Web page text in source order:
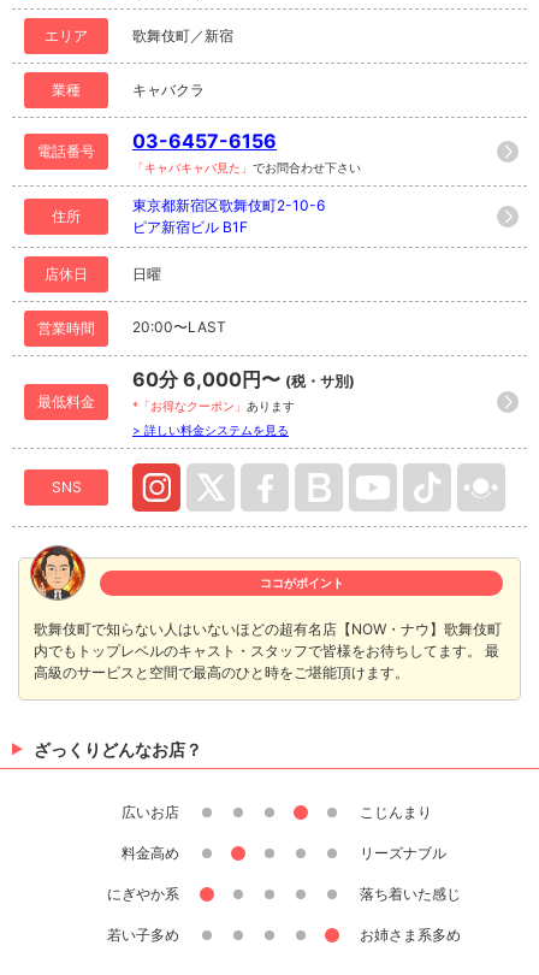
エリア 歌舞伎町／新宿
業種 キャバクラ
電話番号 03-6457-6156
「キャバキャバ見た」 でお問合わせ下さい
住所
東京都新宿区歌舞伎町2-10-6
ピア新宿ビル B1F
店休日 日曜
営業時間 20:00〜LAST
最低料金
60分 6,000円〜 (税・サ別)
*「お得なクーポン」 あります
> 詳しい料金システムを見る
SNS
ココがポイント
歌舞伎町で知らない人はいないほどの超有名店【NOW・ナウ】歌舞伎町
内でもトップレベルのキャスト・スタッフで皆様をお待ちしてます。 最
高級のサービスと空間で最高のひと時をご堪能頂けます。
ざっくりどんなお店？
広いお店 こじんまり
料金高め リーズナブル
にぎやか系 落ち着いた感じ
若い子多め お姉さま系多め